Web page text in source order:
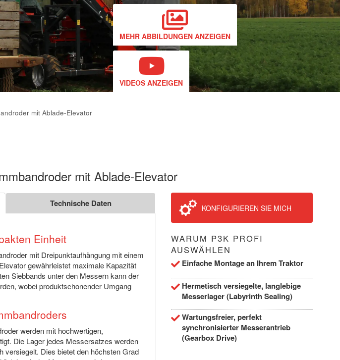
MEHR ABBILDUNGEN ANZEIGEN
VIDEOS ANZEIGEN
mit Ablade-Elevator
mit Ablade-Elevator
Technische Daten
Einheit
mit Dreipunktaufhängung mit einem
gewährleistet maximale Kapazität
Siebbands unter den Messern kann der
wobei produktschonender Umgang
werden mit hochwertigen,
Die Lager jedes Messersatzes werden
versiegelt. Dies bietet den höchsten Grad
KONFIGURIEREN SIE MICH
WARUM P3K PROFI
AUSWÄHLEN
Einfache Montage an Ihrem Traktor
Hermetisch versiegelte, langlebige
Messerlager (Labyrinth Sealing)
Wartungsfreier, perfekt
synchronisierter Messerantrieb
(Gearbox Drive)